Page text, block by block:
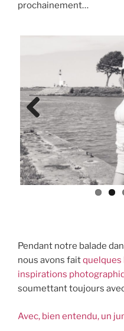
prochainement…
Previ
ous
Pendant notre balade
nous avons faitquelques
inspirations
soumettant toujours
Avec, bien entendu, un